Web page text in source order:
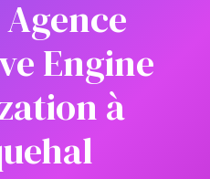
Engine
à